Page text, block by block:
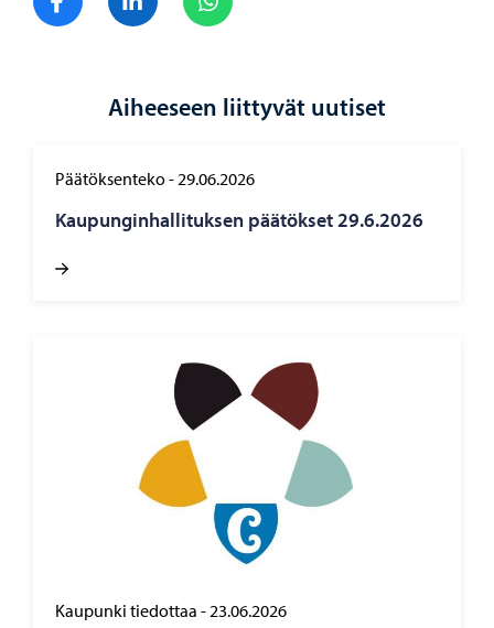
Aiheeseen liittyvät uutiset
Päätöksenteko-29.06.2026
Kau­pun­gin­hal­li­tuk­sen pää­tök­set 29.6.2026
Kaupunki tiedottaa -23.06.2026